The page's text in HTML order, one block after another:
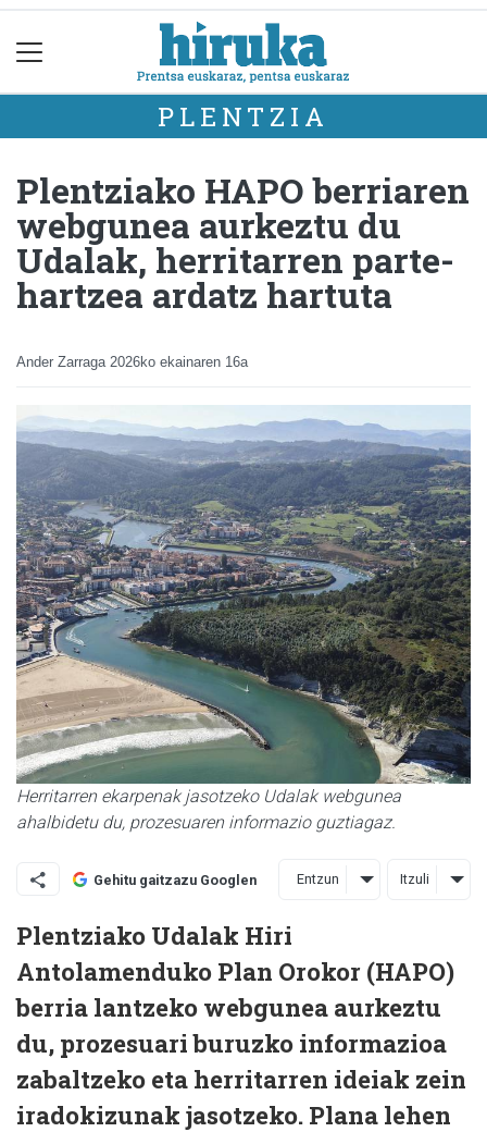
PLENTZIA
Plentziako HAPO berriaren
webgunea aurkeztu du
Udalak, herritarren parte-
hartzea ardatz hartuta
Ander Zarraga 2026ko ekainaren 16a
Herritarren ekarpenak jasotzeko Udalak webgunea
ahalbidetu du, prozesuaren informazio guztiagaz.
Gehitu gaitzazu Googlen Entzun Itzuli
Plentziako Udalak Hiri
Antolamenduko Plan Orokor (HAPO)
berria lantzeko webgunea aurkeztu
du, prozesuari buruzko informazioa
zabaltzeko eta herritarren ideiak zein
iradokizunak jasotzeko. Plana lehen